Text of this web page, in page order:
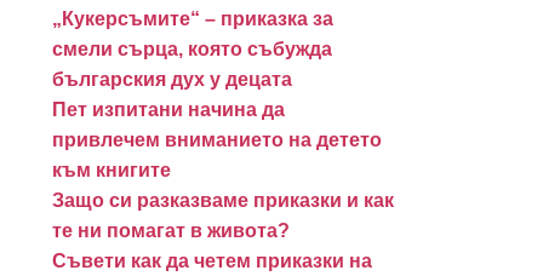
„Кукерсъмите“ – приказка за
смели сърца, която събужда
българския дух у децата
Пет изпитани начина да
привлечем вниманието на детето
към книгите
Защо си разказваме приказки и как
те ни помагат в живота?
Съвети как да четем приказки на